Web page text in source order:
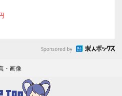
Sponsored by
・画像